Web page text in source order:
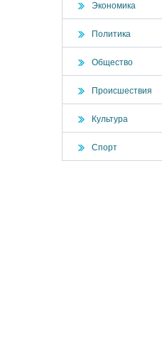
Экономика
Политика
Общество
Происшествия
Культура
Спорт